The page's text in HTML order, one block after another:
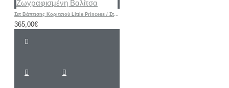
Σετ Βάπτισης Κοριτσιού Little Princess / Στέμμα με Ζωγραφισμένη Βαλίτσα
365,00€